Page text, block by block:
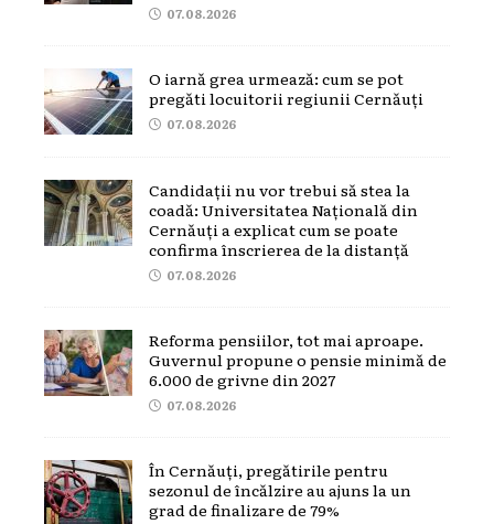
07.08.2026
O iarnă grea urmează: cum se pot
pregăti locuitorii regiunii Cernăuți
07.08.2026
Candidații nu vor trebui să stea la
coadă: Universitatea Națională din
Cernăuți a explicat cum se poate
confirma înscrierea de la distanță
07.08.2026
Reforma pensiilor, tot mai aproape.
Guvernul propune o pensie minimă de
6.000 de grivne din 2027
07.08.2026
În Cernăuți, pregătirile pentru
sezonul de încălzire au ajuns la un
grad de finalizare de 79%